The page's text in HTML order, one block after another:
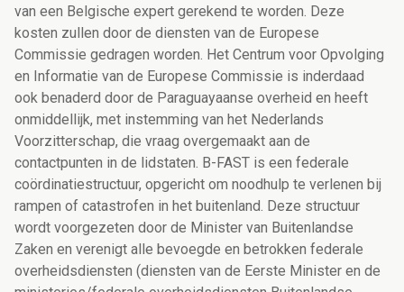
van een Belgische expert gerekend te worden. Deze
kosten zullen door de diensten van de Europese
Commissie gedragen worden. Het Centrum voor Opvolging
en Informatie van de Europese Commissie is inderdaad
ook benaderd door de Paraguayaanse overheid en heeft
onmiddellijk, met instemming van het Nederlands
Voorzitterschap, die vraag overgemaakt aan de
contactpunten in de lidstaten. B-FAST is een federale
coördinatiestructuur, opgericht om noodhulp te verlenen bij
rampen of catastrofen in het buitenland. Deze structuur
wordt voorgezeten door de Minister van Buitenlandse
Zaken en verenigt alle bevoegde en betrokken federale
overheidsdiensten (diensten van de Eerste Minister en de